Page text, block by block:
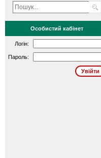
Особистий кабінет
Логін:
Пароль: